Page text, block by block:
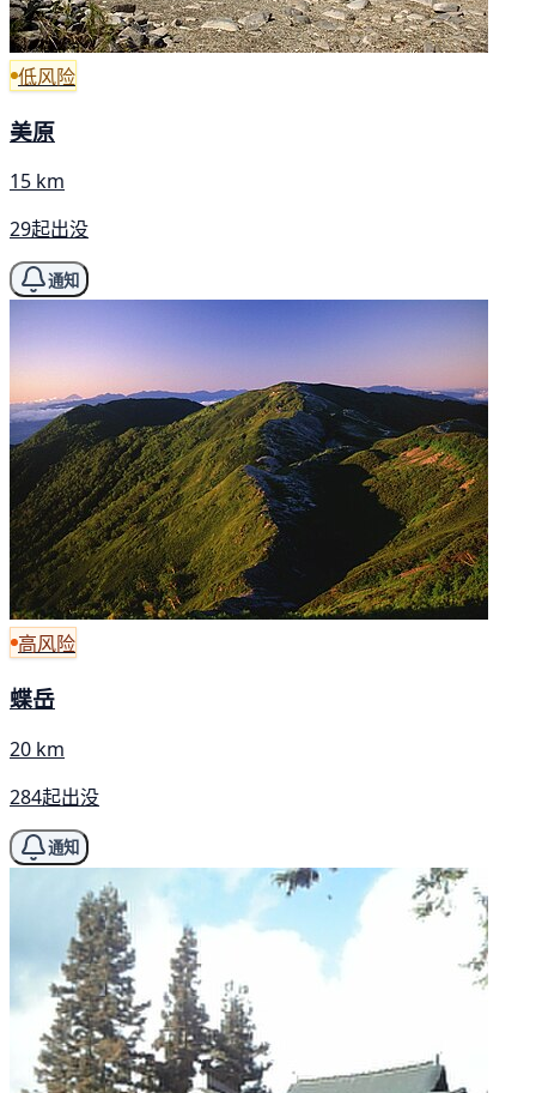
低风险
美原
15 km
29起出没
通知
高风险
蝶岳
20 km
284起出没
通知